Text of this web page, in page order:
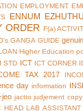
EMPLOYMENT
ENNUM
ORDER F(a)
GANGA GUIDE
Higher Education
I STD ICT ICT CORNER
TAX 2017
day information
jeo jactto judjement copy
HEAD LAB ASSISTANT